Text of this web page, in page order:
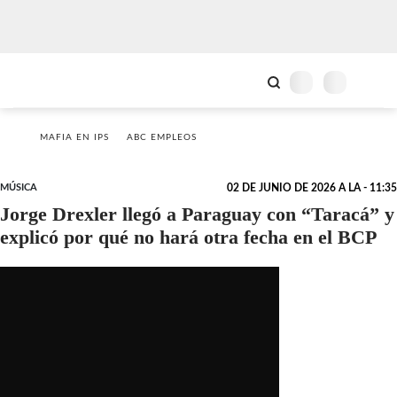
MAFIA EN IPS ABC EMPLEOS
MÚSICA 02 DE JUNIO DE 2026 A LA - 11:35
Jorge Drexler llegó a Paraguay con “Taracá” y
explicó por qué no hará otra fecha en el BCP